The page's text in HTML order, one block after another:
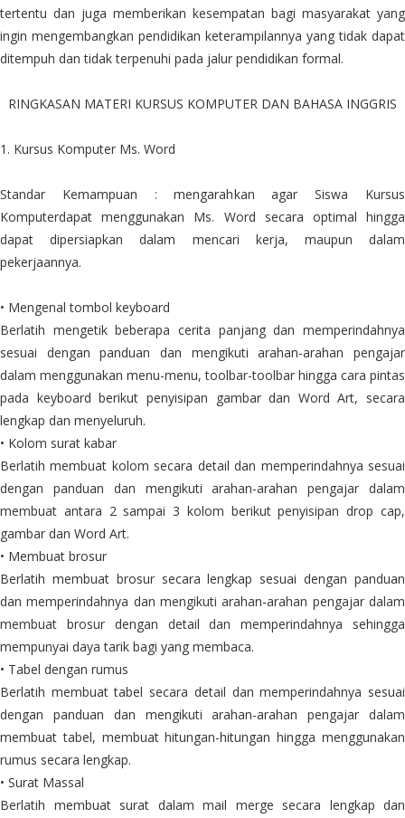
tertentu dan juga memberikan kesempatan bagi masyarakat yang
ingin mengembangkan pendidikan keterampilannya yang tidak dapat
ditempuh dan tidak terpenuhi pada jalur pendidikan formal.
RINGKASAN MATERI KURSUS KOMPUTER DAN BAHASA INGGRIS
1. Kursus Komputer Ms. Word
Standar Kemampuan : mengarahkan agar Siswa Kursus
Komputerdapat menggunakan Ms. Word secara optimal hingga
dapat dipersiapkan dalam mencari kerja, maupun dalam
pekerjaannya.
• Mengenal tombol keyboard
Berlatih mengetik beberapa cerita panjang dan memperindahnya
sesuai dengan panduan dan mengikuti arahan-arahan pengajar
dalam menggunakan menu-menu, toolbar-toolbar hingga cara pintas
pada keyboard berikut penyisipan gambar dan Word Art, secara
lengkap dan menyeluruh.
• Kolom surat kabar
Berlatih membuat kolom secara detail dan memperindahnya sesuai
dengan panduan dan mengikuti arahan-arahan pengajar dalam
membuat antara 2 sampai 3 kolom berikut penyisipan drop cap,
gambar dan Word Art.
• Membuat brosur
Berlatih membuat brosur secara lengkap sesuai dengan panduan
dan memperindahnya dan mengikuti arahan-arahan pengajar dalam
membuat brosur dengan detail dan memperindahnya sehingga
mempunyai daya tarik bagi yang membaca.
• Tabel dengan rumus
Berlatih membuat tabel secara detail dan memperindahnya sesuai
dengan panduan dan mengikuti arahan-arahan pengajar dalam
membuat tabel, membuat hitungan-hitungan hingga menggunakan
rumus secara lengkap.
• Surat Massal
Berlatih membuat surat dalam mail merge secara lengkap dan